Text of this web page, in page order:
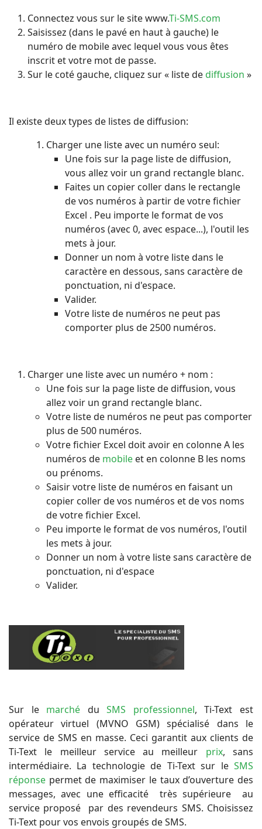
Connectez vous sur le site www.Ti-SMS.com
Saisissez (dans le pavé en haut à gauche) le
numéro de mobile avec lequel vous vous êtes
inscrit et votre mot de passe.
Sur le coté gauche, cliquez sur « liste dediffusion »
Il existe deux types de listes de diffusion:
Charger une liste avec un numéro seul:
Une fois sur la page liste de diffusion,
vous allez voir un grand rectangle blanc.
Faites un copier coller dans le rectangle
de vos numéros à partir de votre fichier
Excel . Peu importe le format de vos
numéros (avec 0, avec espace...), l'outil les
mets à jour.
Donner un nom à votre liste dans le
caractère en dessous, sans caractère de
ponctuation, ni d'espace.
Valider.
Votre liste de numéros ne peut pas
comporter plus de 2500 numéros.
Charger une liste avec un numéro + nom :
Une fois sur la page liste de diffusion, vous
allez voir un grand rectangle blanc.
Votre liste de numéros ne peut pas comporter
plus de 500 numéros.
Votre fichier Excel doit avoir en colonne A les
numéros de mobile et en colonne B les noms
ou prénoms.
Saisir votre liste de numéros en faisant un
copier coller de vos numéros et de vos noms
de votre fichier Excel.
Peu importe le format de vos numéros, l'outil
les mets à jour.
Donner un nom à votre liste sans caractère de
ponctuation, ni d'espace
Valider.
Sur le marché duSMS professionnel, Ti-Text est
opérateur virtuel (MVNO GSM) spécialisé dans le
service de SMS en masse. Ceci garantit aux clients de
Ti-Text le meilleur service au meilleur prix, sans
intermédiaire. La technologie de Ti-Text sur le SMS
réponse permet de maximiser le taux d’ouverture des
messages, avec une efficacité très supérieure au
service proposé par des revendeurs SMS. Choisissez
Ti-Text pour vos envois groupés de SMS.